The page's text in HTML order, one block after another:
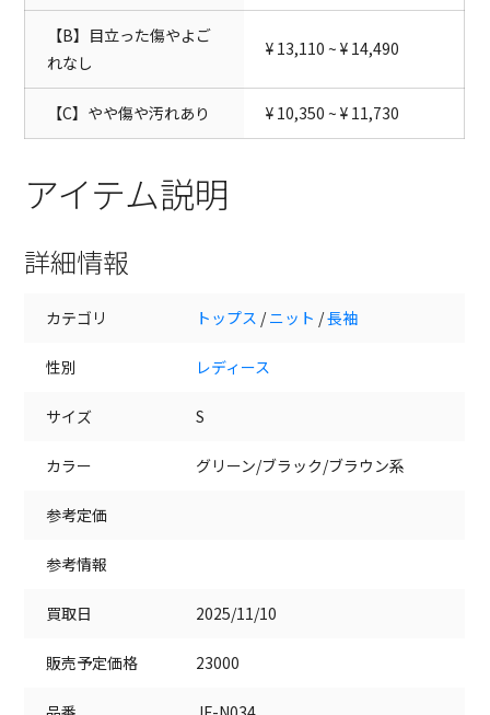
【B】目立った傷やよご
れなし
¥ 13,110 ~ ¥ 14,490
【C】やや傷や汚れあり ¥ 10,350 ~ ¥ 11,730
アイテム説明
詳細情報
カテゴリ トップス /ニット /長袖
性別 レディース
サイズ S
カラー グリーン/ブラック/ブラウン系
参考定価
参考情報
買取日 2025/11/10
販売予定価格 23000